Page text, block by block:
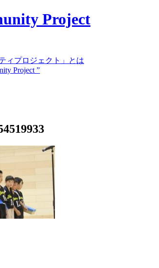
ィプロジェクト」とは
Project ”